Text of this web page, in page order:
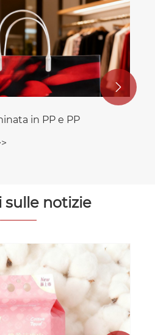
in cuscinetto

sulle notizie
personale
stabilimento russo di
per la formazione